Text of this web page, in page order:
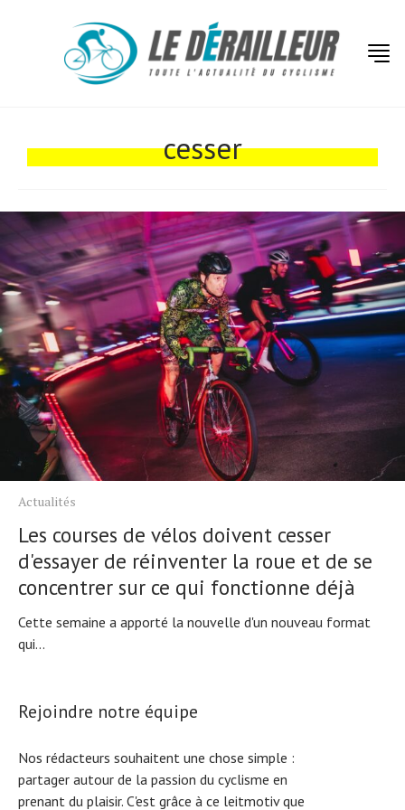
cesser
Actualités
Les courses de vélos doivent cesser
d'essayer de réinventer la roue et de se
concentrer sur ce qui fonctionne déjà
Cette semaine a apporté la nouvelle d'un nouveau format
qui...
Rejoindre notre équipe
Nos rédacteurs souhaitent une chose simple :
partager autour de la passion du cyclisme en
prenant du plaisir. C'est grâce à ce leitmotiv que
Tests de produits
Tendances
Tous nos articles
À propos